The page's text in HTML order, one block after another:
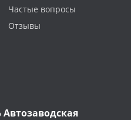
Частые вопросы
Отзывы
Автозаводская